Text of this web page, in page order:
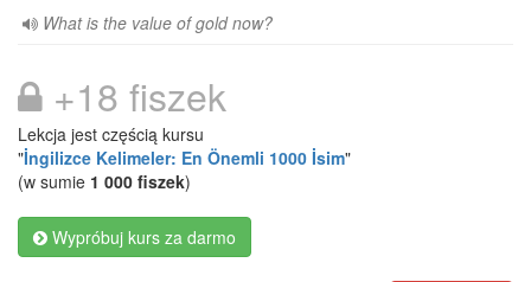
What is the value of gold now?
+18 fiszek
Lekcja jest częścią kursu
"İngilizce Kelimeler: En Önemli 1000 İsim"
(w sumie 1 000 fiszek)
Wypróbuj kurs za darmo